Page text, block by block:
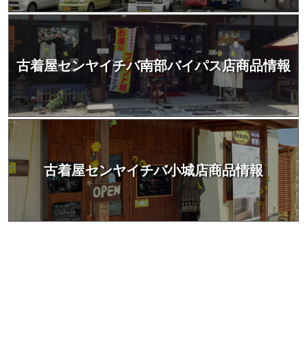
古着屋センヤイチバ南部バイパス店商品情報
古着屋センヤイチバ小城店商品情報